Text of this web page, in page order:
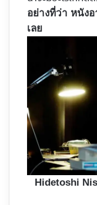
อย่างที่ว่า หนัง
เลย
Hidetoshi